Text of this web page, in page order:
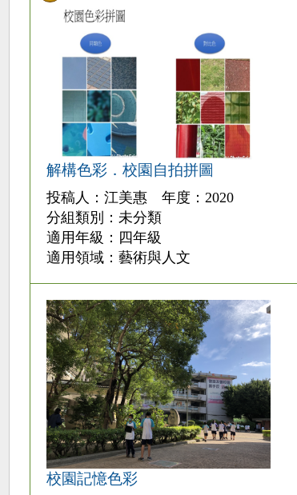
解構色彩．校園自拍拼圖
投稿人：江美惠 年度：2020
分組類別：未分類
適用年級：四年級
適用領域：藝術與人文
校園記憶色彩